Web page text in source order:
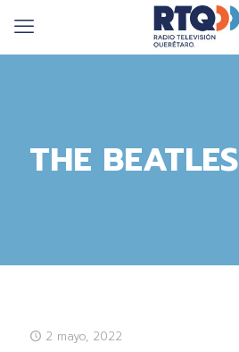
THE BEATLES
2 mayo, 2022